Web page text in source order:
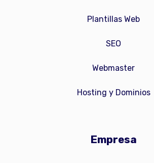
Plantillas Web
SEO
Webmaster
Hosting y Dominios
Empresa